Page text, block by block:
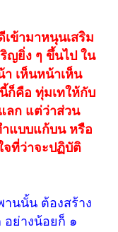
ข้ามาหนุนเสริม
ญยิ่ง ๆ ขึ้นไป ใน
เห็นหน้าเห็น
ก็คือ ทุ่มเทให้กับ
ลก แต่ว่าส่วน
แบบแก้บน หรือ
จที่ว่าจะปฏิบัติ
นนั้น ต้องสร้าง
อย่างน้อยก็ ๑